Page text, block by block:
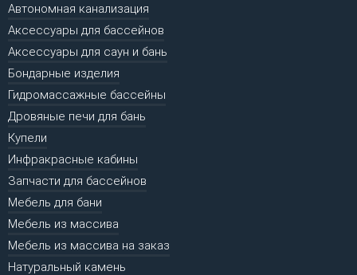
Автономная канализация
Аксессуары для бассейнов
Аксессуары для саун и бань
Бондарные изделия
Гидромассажные бассейны
Дровяные печи для бань
Купели
Инфракрасные кабины
Запчасти для бассейнов
Мебель для бани
Мебель из массива
Мебель из массива на заказ
Натуральный камень